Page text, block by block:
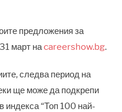
предложения за
март наcareershow.bg.
следва период на
ще може да подкрепи
индекса “Топ 100 най-